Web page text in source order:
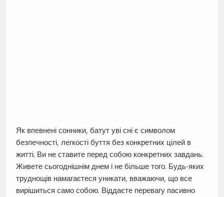
Як впевнені сонники, батут уві сні є символом
безпечності, легкості буття без конкретних цілей в
житті. Ви не ставите перед собою конкретних завдань.
Живете сьогоднішнім днем і не більше того. Будь-яких
труднощів намагаєтеся уникати, вважаючи, що все
вирішиться само собою. Віддаєте перевагу пасивно